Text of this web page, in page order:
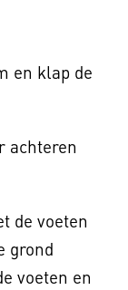
en klap de
achteren
de voeten
grond
voeten en